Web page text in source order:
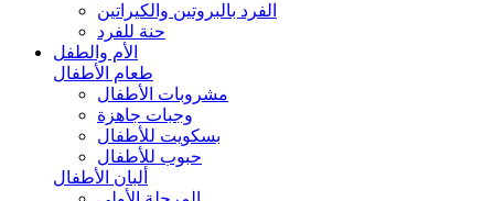
الفرد بالبروتين والكيراتين
حنة للفرد
الأم والطفل
طعام الأطفال
مشروبات الأطفال
وجبات جاهزة
بسكويت للأطفال
حبوب للأطفال
ألبان الأطفال